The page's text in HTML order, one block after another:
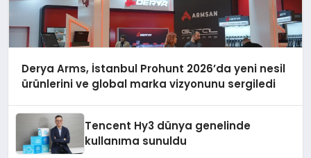
Derya Arms, İstanbul Prohunt 2026’da yeni nesil
ürünlerini ve global marka vizyonunu sergiledi
Tencent Hy3 dünya genelinde
kullanıma sunuldu